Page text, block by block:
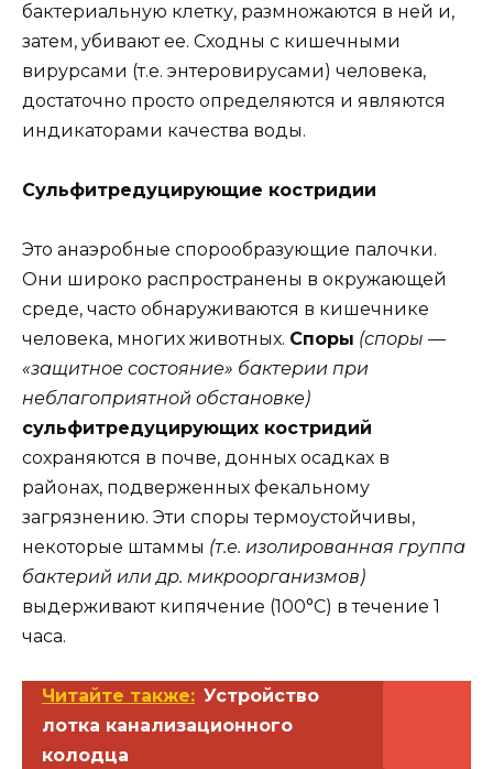
бактериальную клетку, размножаются в ней и,
затем, убивают ее. Сходны с кишечными
вирурсами (т.е. энтеровирусами) человека,
достаточно просто определяются и являются
индикаторами качества воды.
Сульфитредуцирующие костридии
Это анаэробные спорообразующие палочки.
Они широко распространены в окружающей
среде, часто обнаруживаются в кишечнике
человека, многих животных. Споры (споры —
«защитное состояние» бактерии при
неблагоприятной обстановке)
сульфитредуцирующих костридий
сохраняются в почве, донных осадках в
районах, подверженных фекальному
загрязнению. Эти споры термоустойчивы,
некоторые штаммы (т.е. изолированная группа
бактерий или др. микроорганизмов)
выдерживают кипячение (100°C) в течение 1
часа.
Читайте также: Устройство
лотка канализационного
колодца